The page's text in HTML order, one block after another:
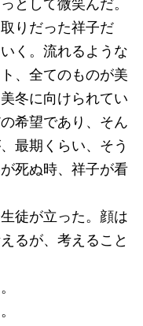
として微笑んだ。
りだった祥子だ
く。流れるような
、全てのものが美
冬に向けられてい
希望であり、そん
最期くらい、そう
死ぬ時、祥子が看
徒が立った。顔は
るが、考えること